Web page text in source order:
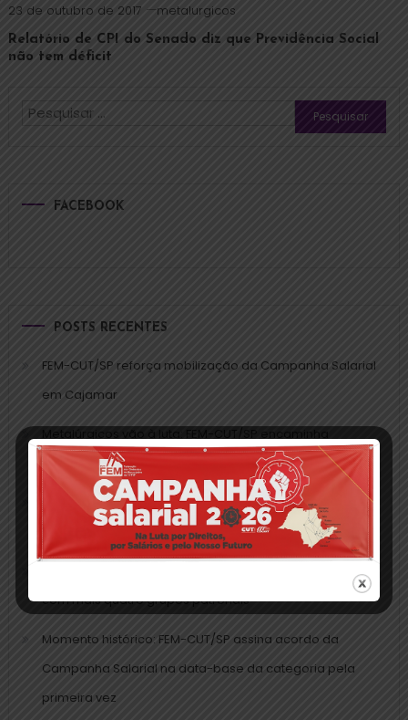
23 de outubro de 2017 metalurgicos
Relatório de CPI do Senado diz que Previdência Social
não tem déficit
FACEBOOK
POSTS RECENTES
FEM-CUT/SP reforça mobilização da Campanha Salarial
em Cajamar
mobilização da Campanha Salarial em todo o estado
Campanha Salarial 2025: trabalho da FEM-CUT/SP
valoriza aumento real diante da inflação acumulada
FEM-CUT/SP assina CCTs da Campanha Salarial 2025
com mais quatro grupos patronais
Momento histórico: FEM-CUT/SP assina acordo da
Campanha Salarial na data-base da categoria pela
primeira vez